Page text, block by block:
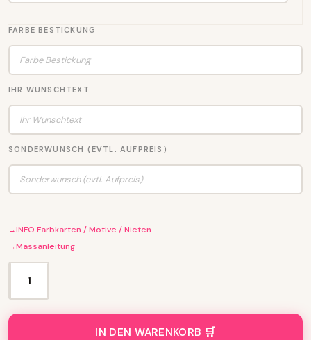
FARBE BESTICKUNG
IHR WUNSCHTEXT
SONDERWUNSCH (EVTL. AUFPREIS)
INFO Farbkarten / Motive / Nieten
Massanleitung
a
t
IN DEN WARENKORB